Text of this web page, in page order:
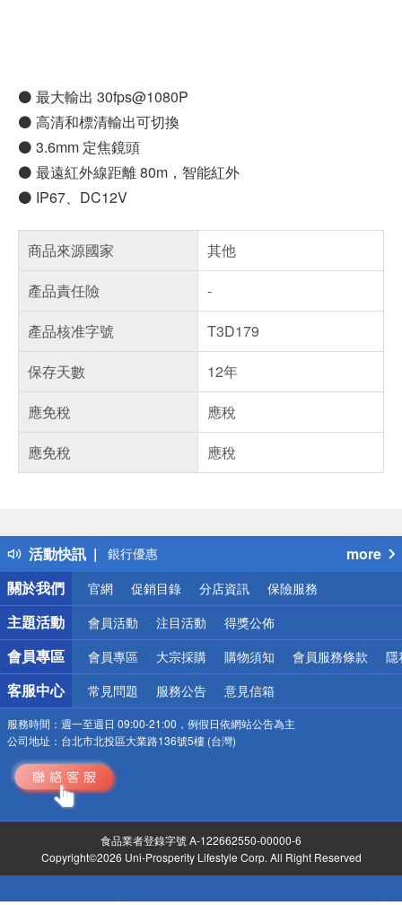
⚫ 最大輸出 30fps@1080P
⚫ 高清和標清輸出可切換
⚫ 3.6mm 定焦鏡頭
⚫ 最遠紅外線距離 80m，智能紅外
⚫ IP67、DC12V
商品來源國家
其他
產品責任險
-
產品核准字號
T3D179
保存天數
12年
應免稅
應稅
應免稅
應稅
活動快訊
偏遠地區配送
熱門話題
銀行優惠
偏遠地區配送
詐騙網頁！請小心！
more
關於我們
官網 促銷目錄 分店資訊 保險服務
主題活動 會員活動 注目活動 得獎公佈
會員專區 會員專區 大宗採購 購物須知 會員服務條款 隱
客服中心 常見問題 服務公告 意見信箱
服務時間： 週一至週日 09:00-21:00，例假日依網站公告為主
公司地址： 台北市北投區大業路136號5樓 (台灣)
食品業者登錄字號 A-122662550-00000-6
Copyright©2026 Uni-Prosperity Lifestyle Corp. All Right Reserved